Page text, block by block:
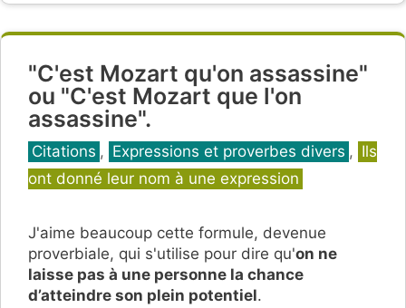
"C'est Mozart qu'on assassine"
ou "C'est Mozart que l'on
assassine".
Catégories
Citations , Expressions et proverbes divers , Ils
ont donné leur nom à une expression
J'aime beaucoup cette formule, devenue
proverbiale, qui s'utilise pour dire qu'on ne
laisse pas à une personne la chance
d’atteindre son plein potentiel.